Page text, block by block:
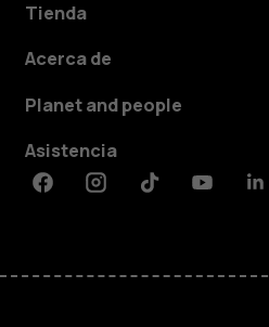
Tienda
Acerca de
Planet and people
Asistencia
FacebookInstagramTiktokYoutube